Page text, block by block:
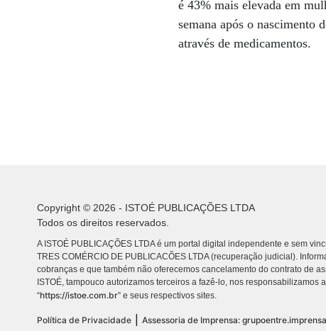
é 43% mais elevada em
semana após o nascimento
através de medicamentos.
Copyright © 2026 - ISTOÉ PUBLICAÇÕES LTDA
Todos os direitos reservados.
A ISTOÉ PUBLICAÇÕES LTDA é um portal digital independente e sem
TRES COMÉRCIO DE PUBLICACÕES LTDA (recuperação judicial).
cobranças e que também não oferecemos cancelamento do contrato de
ISTOÉ, tampouco autorizamos terceiros a fazê-lo, nos responsabilizamos
“https://istoe.com.br” e seus respectivos sites.
Política de Privacidade Assessoria de Imprensa: